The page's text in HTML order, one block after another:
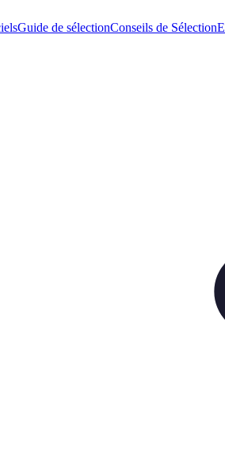
Guide de sélectionConseils de Sélection